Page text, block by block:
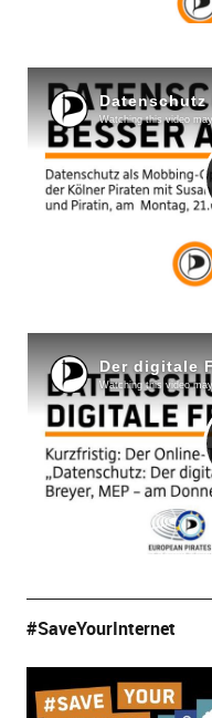
#SaveYourInternet